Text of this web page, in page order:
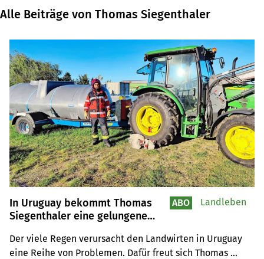
Alle Beiträge von Thomas Siegenthaler
In Uruguay bekommt Thomas
Siegenthaler eine gelungene
Der viele Regen verursacht den Landwirten in Uruguay
eine Reihe von Problemen. Dafür freut sich Thomas
ABO Landleben